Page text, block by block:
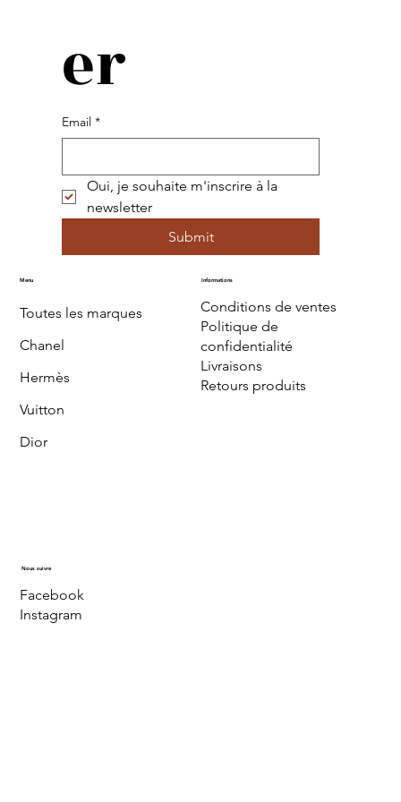
er
Email *
Oui, je souhaite m'inscrire à la
newsletter
Submit
Menu
Toutes les marques
Chanel
Hermès
Vuitton
Dior
Informations
Conditions de ventes
Politique de
confidentialité
Livraisons
Retours produits
Nous suivre
Facebook
Instagram